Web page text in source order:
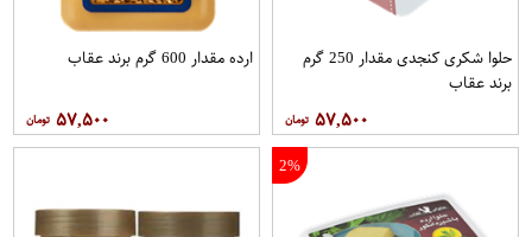
حلوا شکری کنجدی مقدار 250 گرم
برند عقاب
۵۷,۵۰۰
ارده مقدار 600 گرم برند عقاب
۵۷,۵۰۰
2%